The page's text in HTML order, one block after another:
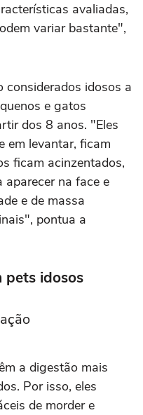
avaliadas,
variar bastante",
considerados idosos a
e gatos
dos 8 anos. "Eles
em levantar, ficam
ficam acinzentados,
aparecer na face e
e de massa
pontua a
pets idosos
a digestão mais
Por isso, eles
de morder e